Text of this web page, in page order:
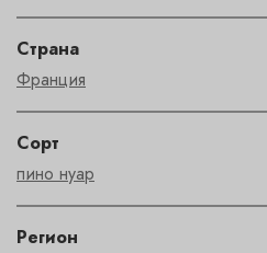
Страна
Франция
Сорт
пино нуар
Регион